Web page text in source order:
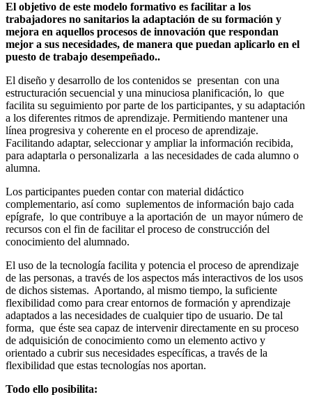
El objetivo de este modelo formativo es facilitar a los
trabajadores no sanitarios la adaptación de su formación y
mejora en aquellos procesos de innovación que respondan
mejor a sus necesidades, de manera que puedan aplicarlo en el
puesto de trabajo desempeñado..
El diseño y desarrollo de los contenidos se presentan con una
estructuración secuencial y una minuciosa planificación, lo que
facilita su seguimiento por parte de los participantes, y su adaptación
a los diferentes ritmos de aprendizaje. Permitiendo mantener una
línea progresiva y coherente en el proceso de aprendizaje.
Facilitando adaptar, seleccionar y ampliar la información recibida,
para adaptarla o personalizarla a las necesidades de cada alumno o
alumna.
Los participantes pueden contar con material didáctico
complementario, así como suplementos de información bajo cada
epígrafe, lo que contribuye a la aportación de un mayor número de
recursos con el fin de facilitar el proceso de construcción del
conocimiento del alumnado.
El uso de la tecnología facilita y potencia el proceso de aprendizaje
de las personas, a través de los aspectos más interactivos de los usos
de dichos sistemas. Aportando, al mismo tiempo, la suficiente
flexibilidad como para crear entornos de formación y aprendizaje
adaptados a las necesidades de cualquier tipo de usuario. De tal
forma, que éste sea capaz de intervenir directamente en su proceso
de adquisición de conocimiento como un elemento activo y
orientado a cubrir sus necesidades específicas, a través de la
flexibilidad que estas tecnologías nos aportan.
Todo ello posibilita: